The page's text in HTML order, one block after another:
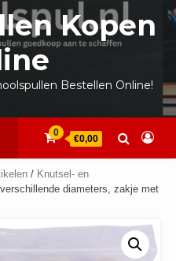
Kopen
Bestellen Online!
0
€0,00
/ Knutsel- en
diameters, zakje met